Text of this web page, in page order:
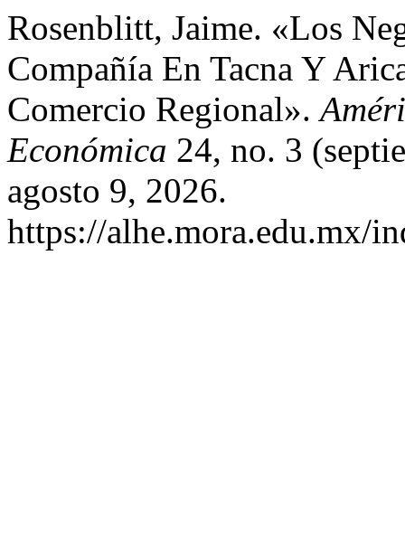
Rosenblitt, Jaime. «Los
Compañía En Tacna Y
Comercio Regional».
Económica 24, no. 3
agosto 9, 2026.
https://alhe.mora.edu.mx/